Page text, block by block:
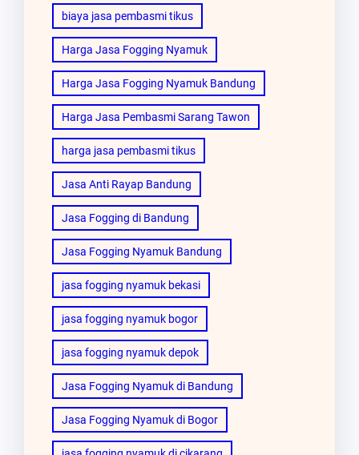
biaya jasa pembasmi tikus
Harga Jasa Fogging Nyamuk
Harga Jasa Fogging Nyamuk Bandung
Harga Jasa Pembasmi Sarang Tawon
harga jasa pembasmi tikus
Jasa Anti Rayap Bandung
Jasa Fogging di Bandung
Jasa Fogging Nyamuk Bandung
jasa fogging nyamuk bekasi
jasa fogging nyamuk bogor
jasa fogging nyamuk depok
Jasa Fogging Nyamuk di Bandung
Jasa Fogging Nyamuk di Bogor